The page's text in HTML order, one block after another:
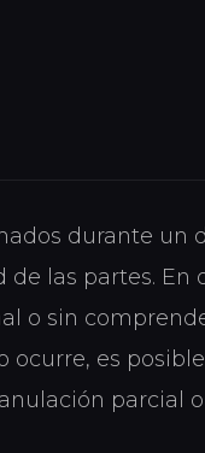
durante un
las partes. En
o sin
ocurre, es posible
parcial